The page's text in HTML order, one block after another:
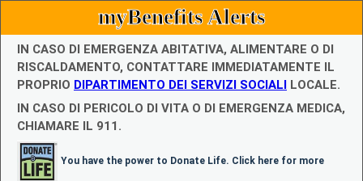
myBenefits Alerts
IN CASO DI EMERGENZA ABITATIVA, ALIMENTARE O DI
RISCALDAMENTO, CONTATTARE IMMEDIATAMENTE IL
PROPRIO DIPARTIMENTO DEI SERVIZI SOCIALI LOCALE.
IN CASO DI PERICOLO DI VITA O DI EMERGENZA MEDICA,
CHIAMARE IL 911.
You have the power to Donate Life. Click here for more